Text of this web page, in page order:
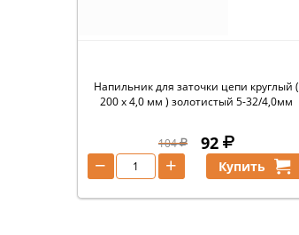
Напильник для заточки цепи круглый (
200 х 4,0 мм ) золотистый 5-32/4,0мм
104 92
+
− Купить